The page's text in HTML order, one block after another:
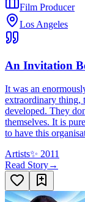
Film Producer
Los Angeles
An Invitation
It was an
extraordinary thing,
developed. They
themselves. It is
to have this
Artists✨ 2011
Read Story→